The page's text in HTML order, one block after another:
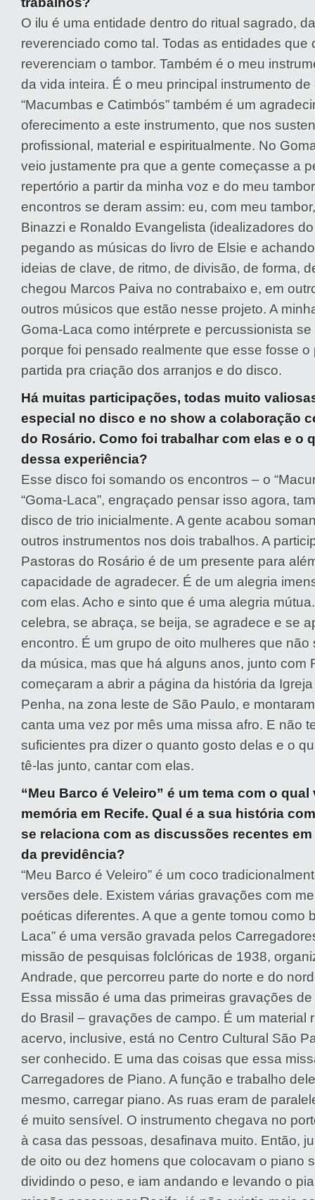
O ilu é uma entidade dentro do ritual sagrado,
reverenciado como tal. Todas as entidades que
reverenciam o tambor. Também é o meu
da vida inteira. É o meu principal instrumento
“Macumbas e Catimbós” também é um
oferecimento a este instrumento, que nos
profissional, material e espiritualmente. No
veio justamente pra que a gente começasse a
repertório a partir da minha voz e do meu
encontros se deram assim: eu, com meu
Binazzi e Ronaldo Evangelista (idealizadores
pegando as músicas do livro de Elsie e
ideias de clave, de ritmo, de divisão, de forma,
chegou Marcos Paiva no contrabaixo e, em
outros músicos que estão nesse projeto. A
Goma-Laca como intérprete e percussionista
porque foi pensado realmente que esse fosse o
partida pra criação dos arranjos e do disco.
Há muitas participações, todas muito
especial no disco e no show a colaboração
do Rosário. Como foi trabalhar com elas e o
dessa experiência?
Esse disco foi somando os encontros – o
“Goma-Laca”, engraçado pensar isso agora,
disco de trio inicialmente. A gente acabou
outros instrumentos nos dois trabalhos. A
Pastoras do Rosário é de um presente para
capacidade de agradecer. É de um alegria
com elas. Acho e sinto que é uma alegria
celebra, se abraça, se beija, se agradece e se
encontro. É um grupo de oito mulheres que não
da música, mas que há alguns anos, junto com
começaram a abrir a página da história da
Penha, na zona leste de São Paulo, e
canta uma vez por mês uma missa afro. E não
suficientes pra dizer o quanto gosto delas e o
tê-las junto, cantar com elas.
“Meu Barco é Veleiro” é um tema com o
memória em Recife. Qual é a sua história
se relaciona com as discussões recentes
da previdência?
“Meu Barco é Veleiro” é um coco
versões dele. Existem várias gravações com
poéticas diferentes. A que a gente tomou como
Laca” é uma versão gravada pelos
missão de pesquisas folclóricas de 1938,
Andrade, que percorreu parte do norte e do
Essa missão é uma das primeiras gravações
do Brasil – gravações de campo. É um material
acervo, inclusive, está no Centro Cultural São
ser conhecido. E uma das coisas que essa
Carregadores de Piano. A função e trabalho
mesmo, carregar piano. As ruas eram de
é muito sensível. O instrumento chegava no
à casa das pessoas, desafinava muito. Então,
de oito ou dez homens que colocavam o piano
dividindo o peso, e iam andando e levando o